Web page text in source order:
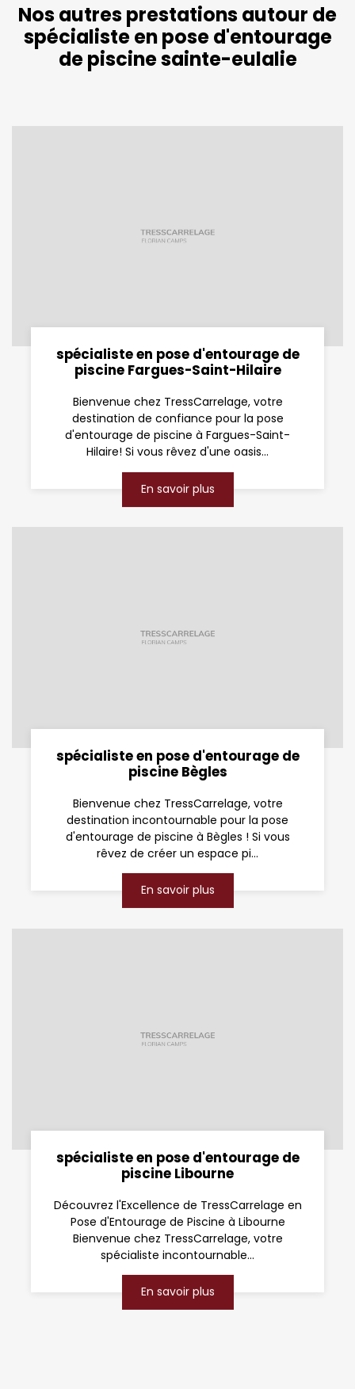
Nos autres prestations autour de
spécialiste en pose d'entourage
de piscine sainte-eulalie
spécialiste en pose d'entourage de
piscine Fargues-Saint-Hilaire
Bienvenue chez TressCarrelage, votre
destination de confiance pour la pose
d'entourage de piscine à Fargues-Saint-
Hilaire! Si vous rêvez d'une oasis...
En savoir plus
spécialiste en pose d'entourage de
piscine Bègles
Bienvenue chez TressCarrelage, votre
destination incontournable pour la pose
d'entourage de piscine à Bègles ! Si vous
rêvez de créer un espace pi...
En savoir plus
spécialiste en pose d'entourage de
piscine Libourne
Découvrez l'Excellence de TressCarrelage en
Pose d'Entourage de Piscine à Libourne
Bienvenue chez TressCarrelage, votre
spécialiste incontournable...
En savoir plus